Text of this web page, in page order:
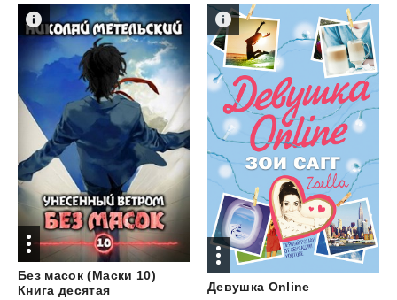
Без масок (Маски 10)
Книга десятая
Девушка Online